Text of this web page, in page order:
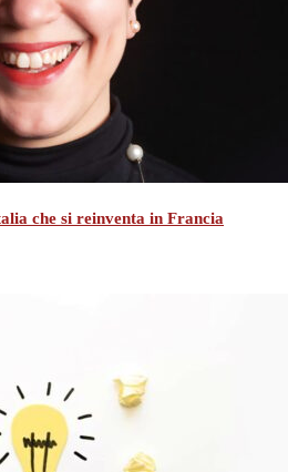
che si reinventa in Francia